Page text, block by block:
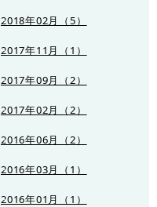
2018年02月（5）
2017年11月（1）
2017年09月（2）
2017年02月（2）
2016年06月（2）
2016年03月（1）
2016年01月（1）